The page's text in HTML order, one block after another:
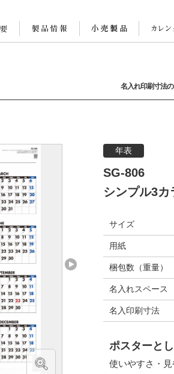
名入れ印刷寸法
年表
SG-806
シンプル3カ
サイズ
用紙
梱包数（重量）
名入れスペース
名入印刷寸法
ポスターと
使いやすさ・見